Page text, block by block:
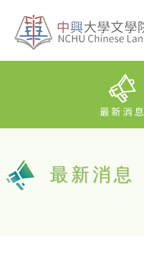
最新消息
最新消息